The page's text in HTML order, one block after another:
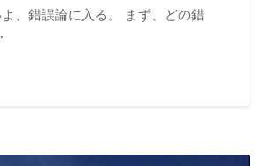
、錯誤論に入る。 まず、どの錯